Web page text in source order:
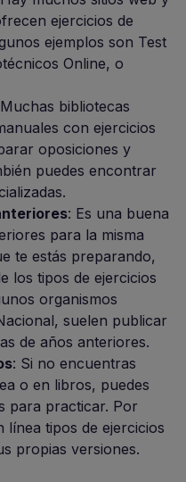
ejercicios de
ejemplos son Test
Online, o
bibliotecas
con ejercicios
oposiciones y
puedes encontrar
: Es una buena
para la misma
te estás preparando,
los tipos de ejercicios
organismos
suelen publicar
de años anteriores.
: Si no encuentras
o en libros, puedes
para practicar. Por
línea tipos de ejercicios
propias versiones.